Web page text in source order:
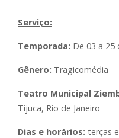
Serviço:
Temporada: De 03 a 25
Gênero: Tragicomédia
Teatro Municipal
Tijuca, Rio de Janeiro
Dias e horários: terças